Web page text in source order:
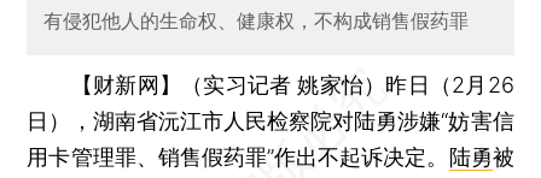
有侵犯他人的生命权、健康权，不构成销售假药罪
【财新网】（实习记者 姚家怡） 昨日（2月26
日），湖南省沅江市人民检察院对陆勇涉嫌“妨害信
用卡管理罪、销售假药罪”作出不起诉决定。 陆勇被